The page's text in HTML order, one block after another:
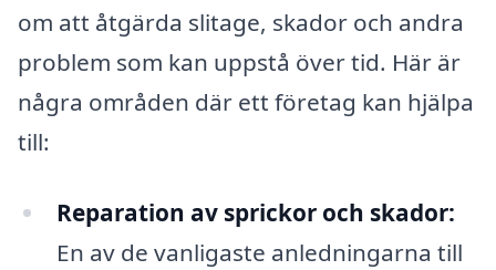
om att åtgärda slitage, skador och andra
problem som kan uppstå över tid. Här är
några områden där ett företag kan hjälpa
till:
Reparation av sprickor och skador:
En av de vanligaste anledningarna till